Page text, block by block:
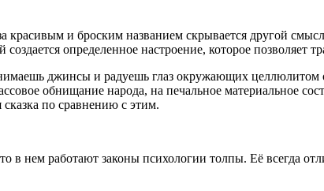
и броским названием скрывается другой
определенное настроение, которое позволяет
джинсы и радуешь глаз окружающих целлюлитом
обнищание народа, на печальное материальное
по сравнению с этим.
в нем работают законы психологии толпы. Её всегда